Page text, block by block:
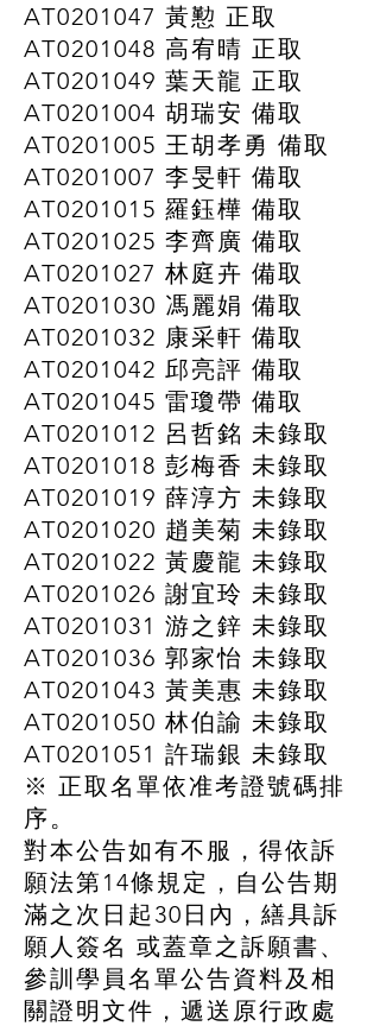
AT0201047 黃懃 正取
AT0201048 高宥晴 正取
AT0201049 葉天龍 正取
AT0201004 胡瑞安 備取
AT0201005 王胡孝勇 備取
AT0201007 李旻軒 備取
AT0201015 羅鈺樺 備取
AT0201025 李齊廣 備取
AT0201027 林庭卉 備取
AT0201030 馮麗娟 備取
AT0201032 康采軒 備取
AT0201042 邱亮評 備取
AT0201045 雷瓊帶 備取
AT0201012 呂哲銘 未錄取
AT0201018 彭梅香 未錄取
AT0201019 薛淳方 未錄取
AT0201020 趙美菊 未錄取
AT0201022 黃慶龍 未錄取
AT0201026 謝宜玲 未錄取
AT0201031 游之鋅 未錄取
AT0201036 郭家怡 未錄取
AT0201043 黃美惠 未錄取
AT0201050 林伯諭 未錄取
AT0201051 許瑞銀 未錄取
※ 正取名單依准考證號碼排
序。
對本公告如有不服，得依訴
願法第14條規定，自公告期
滿之次日起30日內，繕具訴
願人簽名 或蓋章之訴願書、
參訓學員名單公告資料及相
關證明文件，遞送原行政處